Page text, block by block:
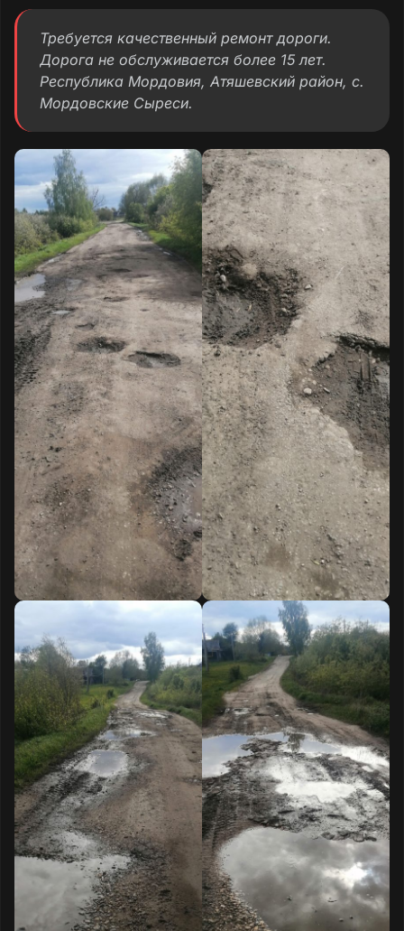
Требуется качественный ремонт дороги.
Дорога не обслуживается более 15 лет.
Республика Мордовия, Атяшевский район, с.
Мордовские Сыреси.